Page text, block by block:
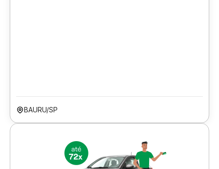
BAURU/SP